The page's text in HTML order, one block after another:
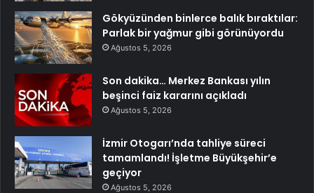
Gökyüzünden binlerce balık bıraktılar:
Parlak bir yağmur gibi görünüyordu
Ağustos 5, 2026
Son dakika… Merkez Bankası yılın
beşinci faiz kararını açıkladı
Ağustos 5, 2026
İzmir Otogarı’nda tahliye süreci
tamamlandı! İşletme Büyükşehir’e
geçiyor
Ağustos 5, 2026